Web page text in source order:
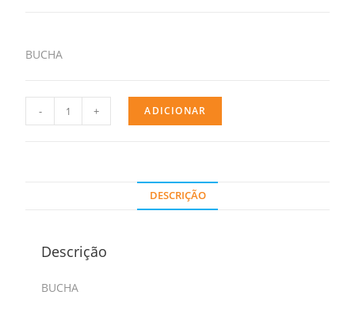
BUCHA
- + ADICIONAR
DESCRIÇÃO
Descrição
BUCHA